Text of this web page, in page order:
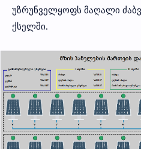
უზრუნველყოფს მაღალი
ქსელში.